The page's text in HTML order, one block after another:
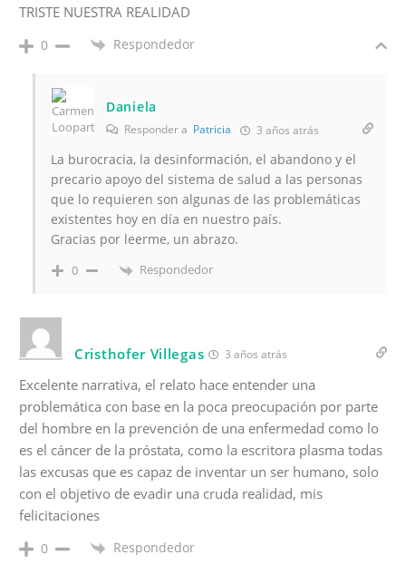
TRISTE NUESTRA REALIDAD
0 Respondedor
Daniela
Responder a Patricia 3 años atrás
La burocracia, la desinformación, el abandono y el
precario apoyo del sistema de salud a las personas
que lo requieren son algunas de las problemáticas
existentes hoy en día en nuestro país.
Gracias por leerme, un abrazo.
0 Respondedor
Cristhofer Villegas 3 años atrás
Excelente narrativa, el relato hace entender una
problemática con base en la poca preocupación por parte
del hombre en la prevención de una enfermedad como lo
es el cáncer de la próstata, como la escritora plasma todas
las excusas que es capaz de inventar un ser humano, solo
con el objetivo de evadir una cruda realidad, mis
felicitaciones
0 Respondedor